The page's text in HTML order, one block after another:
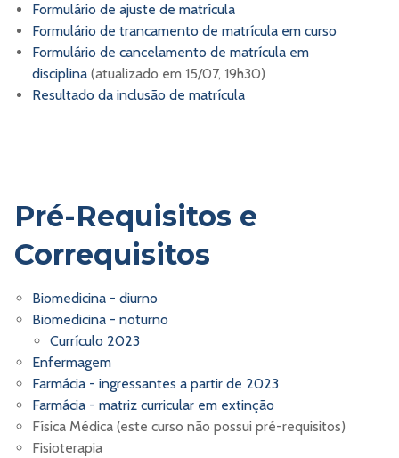
Formulário de ajuste de matrícula
Formulário de trancamento de matrícula em curso
Formulário de cancelamento de matrícula em
disciplina (atualizado em 15/07, 19h30)
Resultado da inclusão de matrícula
Pré-Requisitos e
Correquisitos
Biomedicina - diurno
Biomedicina - noturno
Currículo 2023
Enfermagem
Farmácia - ingressantes a partir de 2023
Farmácia - matriz curricular em extinção
Física Médica (este curso não possui pré-requisitos)
Fisioterapia